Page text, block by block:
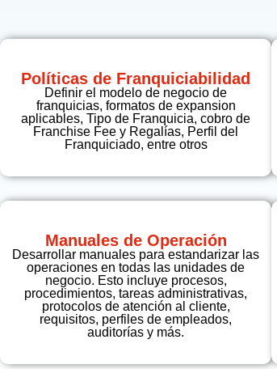
Políticas de Franquiciabilidad
Definir el modelo de negocio de
franquicias, formatos de expansion
aplicables, Tipo de Franquicia, cobro de
Franchise Fee y Regalías, Perfil del
Franquiciado, entre otros
Manuales de Operación
Desarrollar manuales para estandarizar las
operaciones en todas las unidades de
negocio. Esto incluye procesos,
procedimientos, tareas administrativas,
protocolos de atención al cliente,
requisitos, perfiles de empleados,
auditorías y más.